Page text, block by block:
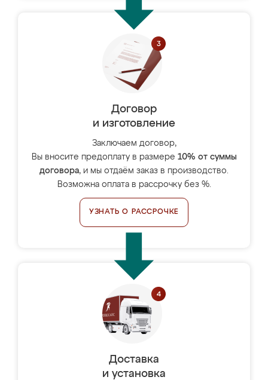
Договор
и изготовление
Заключаем договор,
Вы вносите предоплату в размере 10% от суммы
договора, и мы отдаём заказ в производство.
Возможна оплата в рассрочку без %.
УЗНАТЬ О РАССРОЧКЕ
Доставка
и установка